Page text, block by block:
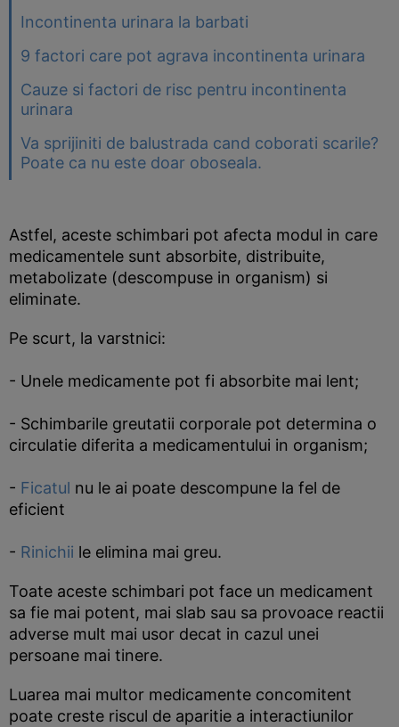
Incontinenta urinara la barbati
9 factori care pot agrava incontinenta urinara
Cauze si factori de risc pentru incontinenta
urinara
Va sprijiniti de balustrada cand coborati scarile?
Poate ca nu este doar oboseala.
Astfel, aceste schimbari pot afecta modul in care
medicamentele sunt absorbite, distribuite,
metabolizate (descompuse in organism) si
eliminate.
Pe scurt, la varstnici:
- Unele medicamente pot fi absorbite mai lent;
- Schimbarile greutatii corporale pot determina o
circulatie diferita a medicamentului in organism;
- Ficatul nu le ai poate descompune la fel de
eficient
- Rinichii le elimina mai greu.
Toate aceste schimbari pot face un medicament
sa fie mai potent, mai slab sau sa provoace reactii
adverse mult mai usor decat in cazul unei
persoane mai tinere.
Luarea mai multor medicamente concomitent
poate creste riscul de aparitie a interactiunilor